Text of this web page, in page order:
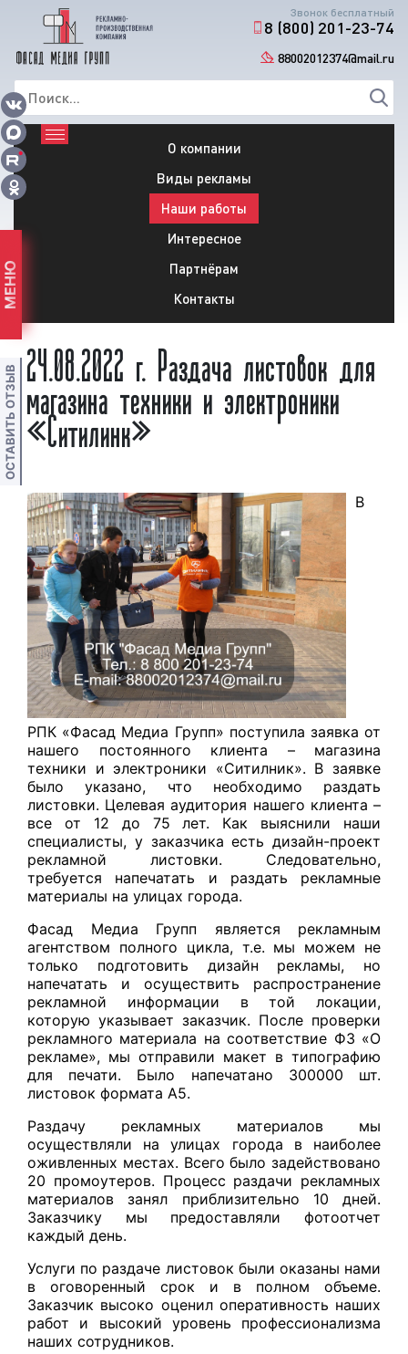
Звонок бесплатный
8 (800) 201-23-74
88002012374@mail.ru
О компании
Виды рекламы
Наши работы
Интересное
Партнёрам
Контакты
24.08.2022 г. Раздача листовок для
магазина техники и электроники
«Ситилинк»
В
РПК «Фасад Медиа Групп» поступила заявка от
нашего постоянного клиента – магазина
техники и электроники «Ситилник». В заявке
было указано, что необходимо раздать
листовки. Целевая аудитория нашего клиента –
все от 12 до 75 лет. Как выяснили наши
специалисты, у заказчика есть дизайн-проект
рекламной листовки. Следовательно,
требуется напечатать и раздать рекламные
материалы на улицах города.
Фасад Медиа Групп является рекламным
агентством полного цикла, т.е. мы можем не
только подготовить дизайн рекламы, но
напечатать и осуществить распространение
рекламной информации в той локации,
которую указывает заказчик. После проверки
рекламного материала на соответствие ФЗ «О
рекламе», мы отправили макет в типографию
для печати. Было напечатано 300000 шт.
листовок формата А5.
Раздачу рекламных материалов мы
осуществляли на улицах города в наиболее
оживленных местах. Всего было задействовано
20 промоутеров. Процесс раздачи рекламных
материалов занял приблизительно 10 дней.
Заказчику мы предоставляли фотоотчет
каждый день.
Услуги по раздаче листовок были оказаны нами
в оговоренный срок и в полном объеме.
Заказчик высоко оценил оперативность наших
работ и высокий уровень профессионализма
наших сотрудников.
МЕНЮ
ОСТАВИТЬ ОТЗЫВ